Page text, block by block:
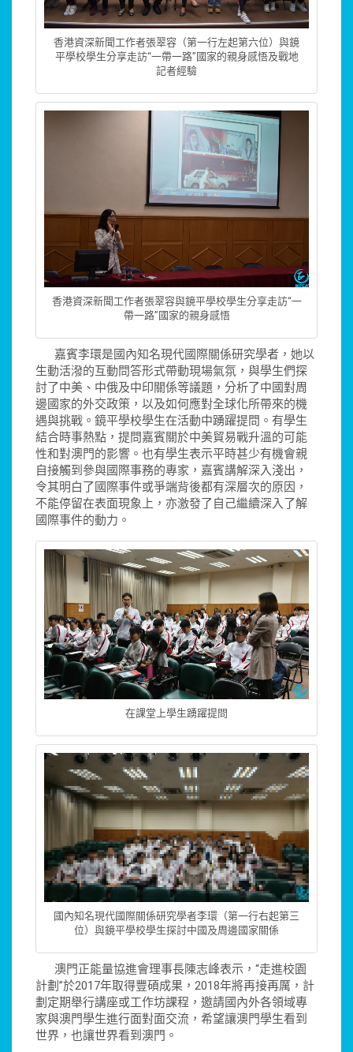
香港資深新聞工作者張翠容（第一行左起第六位）與鏡
平學校學生分享走訪“一帶一路”國家的親身感悟及戰地
記者經驗
香港資深新聞工作者張翠容與鏡平學校學生分享走訪“一
帶一路”國家的親身感悟
嘉賓李環是國內知名現代國際關係研究學者，她以
生動活潑的互動問答形式帶動現場氣氛，與學生們探
討了中美、中俄及中印關係等議題，分析了中國對周
邊國家的外交政策，以及如何應對全球化所帶來的機
遇與挑戰。鏡平學校學生在活動中踴躍提問。有學生
結合時事熱點，提問嘉賓關於中美貿易戰升溫的可能
性和對澳門的影響。也有學生表示平時甚少有機會親
自接觸到參與國際事務的專家，嘉賓講解深入淺出，
令其明白了國際事件或爭端背後都有深層次的原因，
不能停留在表面現象上，亦激發了自己繼續深入了解
國際事件的動力。
在課堂上學生踴躍提問
國內知名現代國際關係研究學者李環（第一行右起第三
位）與鏡平學校學生探討中國及周邊國家關係
澳門正能量協進會理事長陳志峰表示，“走進校園
計劃”於2017年取得豐碩成果，2018年將再接再厲，計
劃定期舉行講座或工作坊課程，邀請國內外各領域專
家與澳門學生進行面對面交流，希望讓澳門學生看到
世界，也讓世界看到澳門。